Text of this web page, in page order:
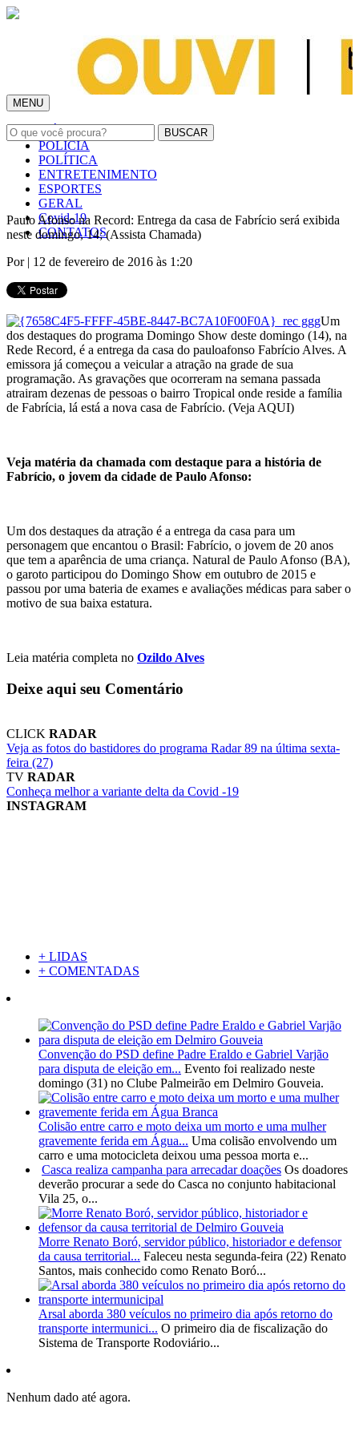
MENU
INÍCIO
POLÍCIA
POLÍTICA
ENTRETENIMENTO
ESPORTES
GERAL
Covid-19
CONTATOS
Paulo Afonso na Record: Entrega da casa de Fabrício será exibida
neste domingo, 14; (Assista Chamada)
Por | 12 de fevereiro de 2016 às 1:20
Um
dos destaques do programa Domingo Show deste domingo (14), na
Rede Record, é a entrega da casa do pauloafonso Fabrício Alves. A
emissora já começou a veicular a atração na grade de sua
programação. As gravações que ocorreram na semana passada
atrairam dezenas de pessoas o bairro Tropical onde reside a família
de Fabrícia, lá está a nova casa de Fabrício. (Veja AQUI)
Veja matéria da chamada com destaque para a história de
Fabrício, o jovem da cidade de Paulo Afonso:
Um dos destaques da atração é a entrega da casa para um
personagem que encantou o Brasil: Fabrício, o jovem de 20 anos
que tem a aparência de uma criança. Natural de Paulo Afonso (BA),
o garoto participou do Domingo Show em outubro de 2015 e
passou por uma bateria de exames e avaliações médicas para saber o
motivo de sua baixa estatura.
Leia matéria completa no Ozildo Alves
Deixe aqui seu Comentário
CLICK RADAR
Veja as fotos do bastidores do programa Radar 89 na última sexta-
feira (27)
TV RADAR
Conheça melhor a variante delta da Covid -19
INSTAGRAM
+ LIDAS
+ COMENTADAS
Convenção do PSD define Padre Eraldo e Gabriel Varjão
para disputa de eleição em... Evento foi realizado neste
domingo (31) no Clube Palmeirão em Delmiro Gouveia.
Colisão entre carro e moto deixa um morto e uma mulher
gravemente ferida em Água... Uma colisão envolvendo um
carro e uma motocicleta deixou uma pessoa morta e...
Casca realiza campanha para arrecadar doações Os doadores
deverão procurar a sede do Casca no conjunto habitacional
Vila 25, o...
Morre Renato Boró, servidor público, historiador e defensor
da causa territorial... Faleceu nesta segunda-feira (22) Renato
Santos, mais conhecido como Renato Boró...
Arsal aborda 380 veículos no primeiro dia após retorno do
transporte intermunici... O primeiro dia de fiscalização do
Sistema de Transporte Rodoviário...
Nenhum dado até agora.